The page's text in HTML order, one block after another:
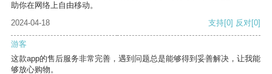
助你在网络上自由移动。
2024-04-18
支持[0] 反对[0]
游客
这款app的售后服务非常完善，遇到问题总是能够得到妥善解决，让我能
够放心购物。